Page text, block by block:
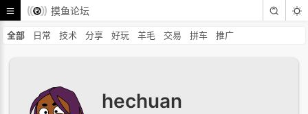
摸鱼论坛
全部 日常 技术 分享 好玩 羊毛 交易 拼车 推广
hechuan